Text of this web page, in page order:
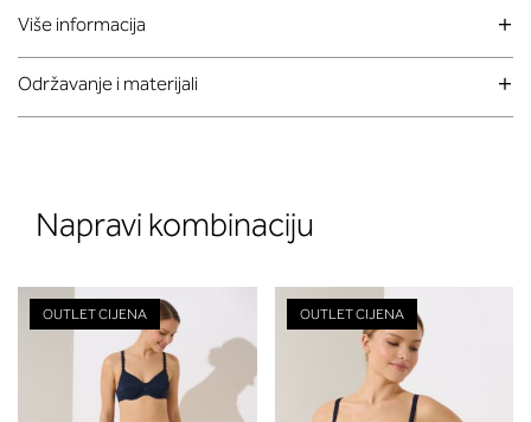
Više informacija
Održavanje i materijali
Napravi kombinaciju
OUTLET CIJENA OUTLET CIJENA